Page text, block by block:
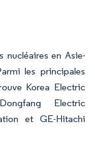
nucléaires en Asie-
les principales
Korea Electric
Electric
et GE-Hitachi